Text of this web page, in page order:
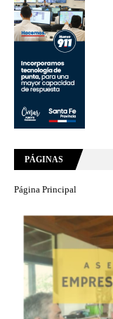
PÁGINAS
Página Principal